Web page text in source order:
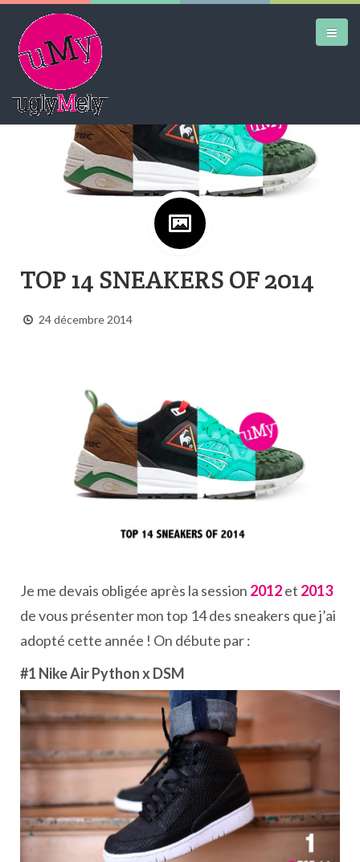
DAILY KICKS
AIRTRAINERPEDIA
DAILY CITY
TOP 14 SNEAKERS OF 2014
24 décembre 2014
Je me devais obligée après la session 2012et 2013
de vous présenter mon top 14 des sneakers que j’ai
adopté cette année ! On débute par :
#1 Nike Air Python x DSM